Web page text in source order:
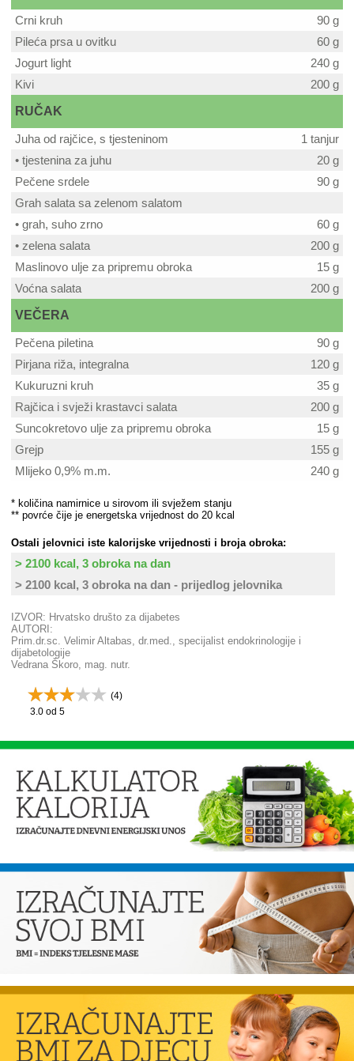
Crni kruh
90 g
Pileća prsa u ovitku
60 g
Jogurt light
240 g
Kivi
200 g
RUČAK
Juha od rajčice, s tjesteninom
1 tanjur
• tjestenina za juhu
20 g
Pečene srdele
90 g
Grah salata sa zelenom salatom
• grah, suho zrno
60 g
• zelena salata
200 g
Maslinovo ulje za pripremu obroka
15 g
Voćna salata
200 g
VEČERA
Pečena piletina
90 g
Pirjana riža, integralna
120 g
Kukuruzni kruh
35 g
Rajčica i svježi krastavci salata
200 g
Suncokretovo ulje za pripremu obroka
15 g
Grejp
155 g
Mlijeko 0,9% m.m.
240 g
* količina namirnice u sirovom ili svježem stanju
** povrće čije je energetska vrijednost do 20 kcal
Ostali jelovnici iste kalorijske vrijednosti i broja obroka:
> 2100 kcal, 3 obroka na dan
> 2100 kcal, 3 obroka na dan - prijedlog jelovnika
IZVOR: Hrvatsko društo za dijabetes
AUTORI:
Prim.dr.sc. Velimir Altabas, dr.med., specijalist endokrinologije i
dijabetologije
Vedrana Škoro, mag. nutr.
(4)
3.0 od 5